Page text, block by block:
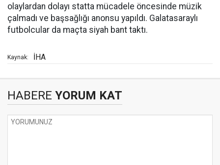
olaylardan dolayı statta mücadele öncesinde müzik
çalmadı ve başsağlığı anonsu yapıldı. Galatasaraylı
futbolcular da maçta siyah bant taktı.
Kaynak: İHA
HABERE YORUM KAT